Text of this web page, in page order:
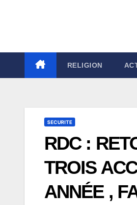
RELIGION
SECURITE
RDC :
TROIS
ANNÉE ,